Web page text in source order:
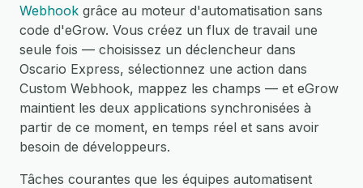
Webhook grâce au moteur d'automatisation sans
code d'eGrow. Vous créez un flux de travail une
seule fois — choisissez un déclencheur dans
Oscario Express, sélectionnez une action dans
Custom Webhook, mappez les champs — et eGrow
maintient les deux applications synchronisées à
partir de ce moment, en temps réel et sans avoir
besoin de développeurs.
Tâches courantes que les équipes automatisent